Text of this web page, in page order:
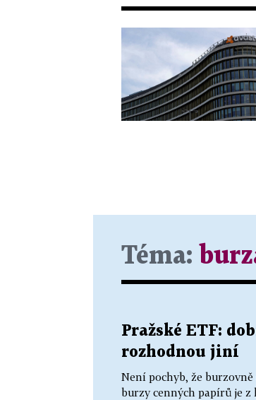
Téma:
Pražské ETF:
rozhodnou jiní
Není pochyb, že
burzy cenných papírů je